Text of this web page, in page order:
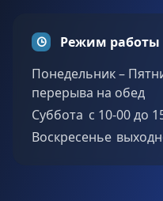
Режим работы
Понедельник –
перерыва на обед
Суббота c 10-00 до
Воскресенье